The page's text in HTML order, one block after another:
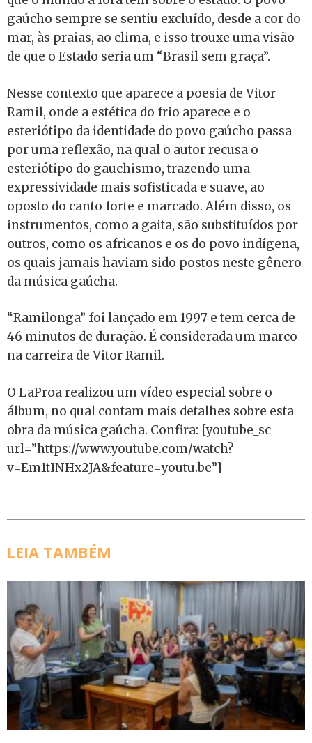
gaúcho sempre se sentiu excluído, desde a cor do
mar, às praias, ao clima, e isso trouxe uma visão
de que o Estado seria um “Brasil sem graça”.
Nesse contexto que aparece a poesia de Vitor
Ramil, onde a estética do frio aparece e o
esteriótipo da identidade do povo gaúcho passa
por uma reflexão, na qual o autor recusa o
esteriótipo do gauchismo, trazendo uma
expressividade mais sofisticada e suave, ao
oposto do canto forte e marcado. Além disso, os
instrumentos, como a gaita, são substituídos por
outros, como os africanos e os do povo indígena,
os quais jamais haviam sido postos neste gênero
da música gaúcha.
“Ramilonga” foi lançado em 1997 e tem cerca de
46 minutos de duração. É considerada um marco
na carreira de Vitor Ramil.
O LaProa realizou um vídeo especial sobre o
álbum, no qual contam mais detalhes sobre esta
obra da música gaúcha. Confira: [youtube_sc
url=”https://www.youtube.com/watch?
v=Em1tINHx2JA&feature=youtu.be”]
LEIA TAMBÉM